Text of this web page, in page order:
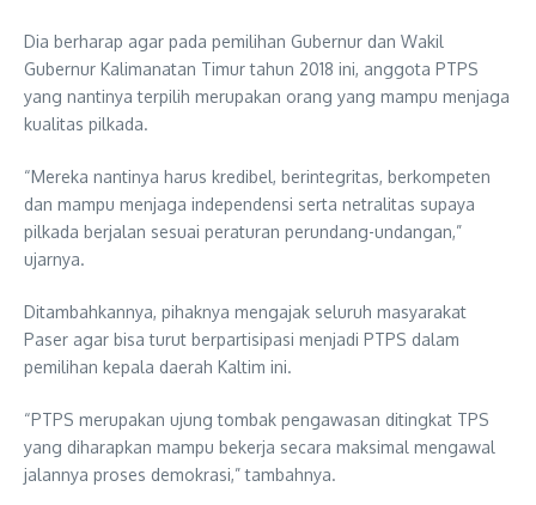
Dia berharap agar pada pemilihan Gubernur dan Wakil
Gubernur Kalimanatan Timur tahun 2018 ini, anggota PTPS
yang nantinya terpilih merupakan orang yang mampu menjaga
kualitas pilkada.
“Mereka nantinya harus kredibel, berintegritas, berkompeten
dan mampu menjaga independensi serta netralitas supaya
pilkada berjalan sesuai peraturan perundang-undangan,”
ujarnya.
Ditambahkannya, pihaknya mengajak seluruh masyarakat
Paser agar bisa turut berpartisipasi menjadi PTPS dalam
pemilihan kepala daerah Kaltim ini.
“PTPS merupakan ujung tombak pengawasan ditingkat TPS
yang diharapkan mampu bekerja secara maksimal mengawal
jalannya proses demokrasi,” tambahnya.